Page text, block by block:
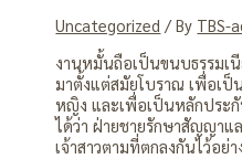
Uncategorized / By TBS-
งานหมั้นถือเป็นขนบธรรม
มาตั้งแต่สมัยโบราณ เพื่อเป็
หญิง และเพื่อเป็นหลักประ
ได้ว่า ฝ่ายชายรักษาสัญญา
เจ้าสาวตามที่ตกลงกันไว้อย่